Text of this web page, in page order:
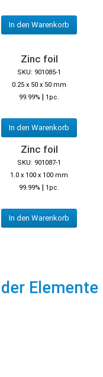
In den Warenkorb
Zinc foil
SKU: 901085-1
0.25 x 50 x 50 mm
99.99% | 1pc.
In den Warenkorb
Zinc foil
SKU: 901087-1
1.0 x 100 x 100 mm
99.99% | 1pc.
In den Warenkorb